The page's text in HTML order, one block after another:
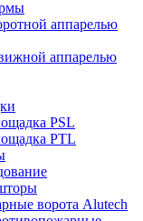
аппарелью
аппарелью
PSL
PTL
ворота Alutech